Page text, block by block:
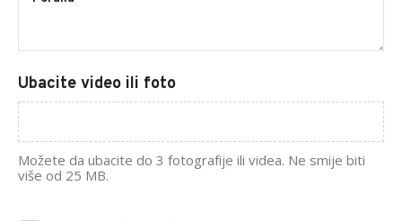
Ubacite video ili foto
Možete da ubacite do 3 fotografije ili videa. Ne smije biti
više od 25 MB.